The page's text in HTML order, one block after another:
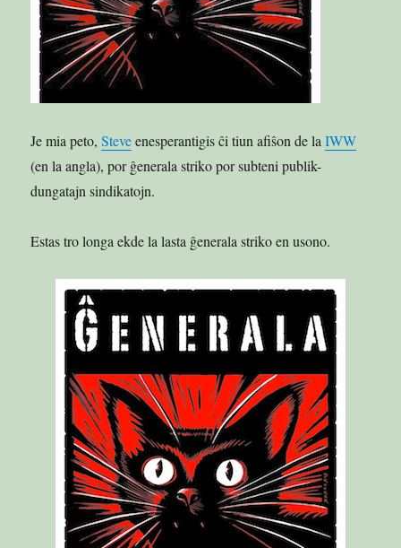
Je mia peto,Steveenesperantigis ĉi tiun afiŝon de laIWW
(en la angla), por ĝenerala striko por subteni publik-
dungatajn sindikatojn.
Estas tro longa ekde la lasta ĝenerala striko en usono.